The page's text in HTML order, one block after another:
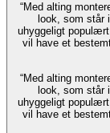
“Med alting
look, som står
uhyggeligt
vil have et
“Med alting
look, som står
uhyggeligt
vil have et